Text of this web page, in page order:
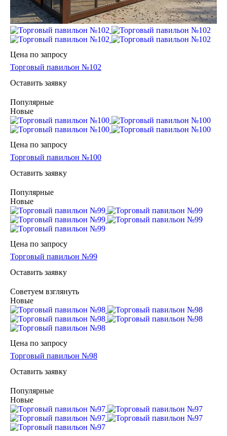
Цена по запросу
Торговый павильон №102
Оставить заявку
Популярные
Новые
Цена по запросу
Торговый павильон №100
Оставить заявку
Популярные
Новые
Цена по запросу
Торговый павильон №99
Оставить заявку
Советуем взглянуть
Новые
Цена по запросу
Торговый павильон №98
Оставить заявку
Популярные
Новые